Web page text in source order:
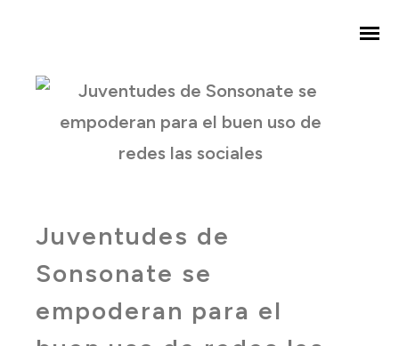
Juventudes de
Sonsonate se
empoderan para el